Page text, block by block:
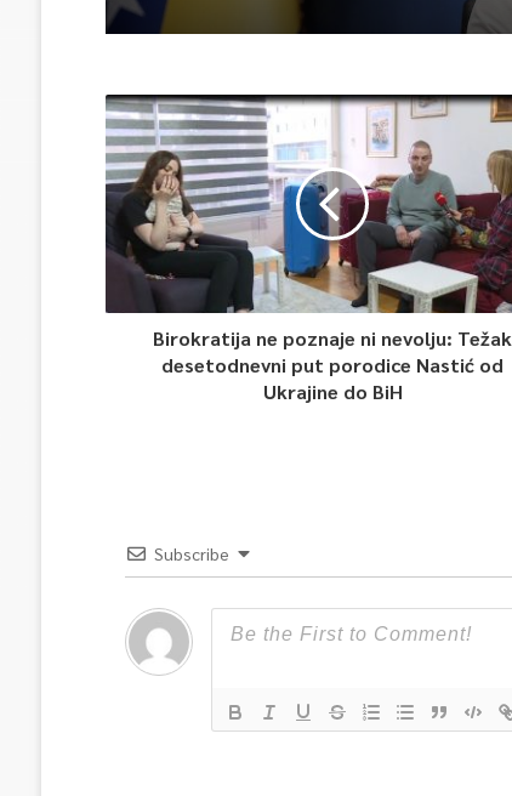
Birokratija ne poznaje ni nevolju: Težak
desetodnevni put porodice Nastić od
Ukrajine do BiH
Subscribe